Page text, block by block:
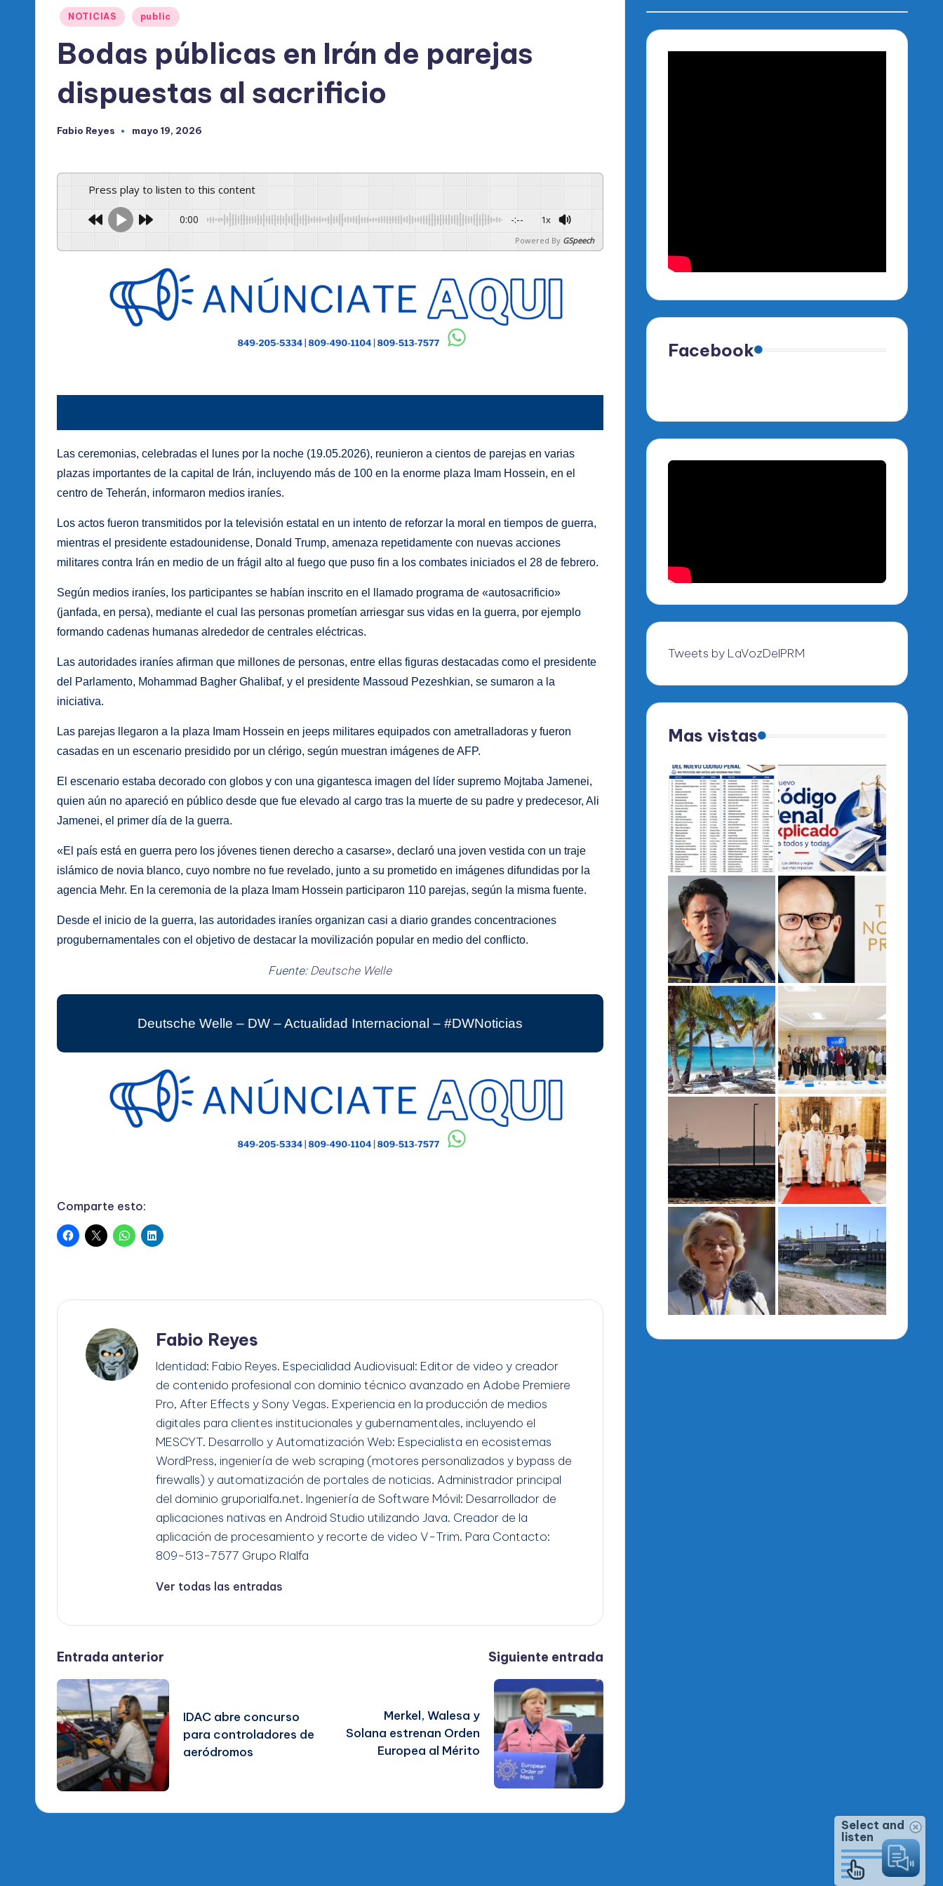
M
Publicado
NOTICIAS public
Bodas públicas en Irán de parejas
dispuestas al sacrificio
Publicado
Fabio Reyes mayo 19, 2026
Press play to listen to this content
0:00 -:-- 1x
Powered By GSpeech
Las ceremonias, celebradas el lunes por la noche (19.05.2026), reunieron a cientos de parejas en varias
plazas importantes de la capital de Irán, incluyendo más de 100 en la enorme plaza Imam Hossein, en el
centro de Teherán, informaron medios iraníes.
Los actos fueron transmitidos por la televisión estatal en un intento de reforzar la moral en tiempos de guerra,
mientras el presidente estadounidense, Donald Trump, amenaza repetidamente con nuevas acciones
militares contra Irán en medio de un frágil alto al fuego que puso fin a los combates iniciados el 28 de febrero.
Según medios iraníes, los participantes se habían inscrito en el llamado programa de «autosacrificio»
(janfada, en persa), mediante el cual las personas prometían arriesgar sus vidas en la guerra, por ejemplo
formando cadenas humanas alrededor de centrales eléctricas.
Las autoridades iraníes afirman que millones de personas, entre ellas figuras destacadas como el presidente
del Parlamento, Mohammad Bagher Ghalibaf, y el presidente Massoud Pezeshkian, se sumaron a la
iniciativa.
Las parejas llegaron a la plaza Imam Hossein en jeeps militares equipados con ametralladoras y fueron
casadas en un escenario presidido por un clérigo, según muestran imágenes de AFP.
El escenario estaba decorado con globos y con una gigantesca imagen del líder supremo Mojtaba Jamenei,
quien aún no apareció en público desde que fue elevado al cargo tras la muerte de su padre y predecesor, Ali
Jamenei, el primer día de la guerra.
«El país está en guerra pero los jóvenes tienen derecho a casarse», declaró una joven vestida con un traje
islámico de novia blanco, cuyo nombre no fue revelado, junto a su prometido en imágenes difundidas por la
agencia Mehr. En la ceremonia de la plaza Imam Hossein participaron 110 parejas, según la misma fuente.
Desde el inicio de la guerra, las autoridades iraníes organizan casi a diario grandes concentraciones
progubernamentales con el objetivo de destacar la movilización popular en medio del conflicto.
Fuente: Deutsche Welle
Deutsche Welle – DW – Actualidad Internacional – #DWNoticias
Comparte esto:
Fabio Reyes
Identidad: Fabio Reyes. Especialidad Audiovisual: Editor de video y creador
de contenido profesional con dominio técnico avanzado en Adobe Premiere
Pro, After Effects y Sony Vegas. Experiencia en la producción de medios
digitales para clientes institucionales y gubernamentales, incluyendo el
MESCYT. Desarrollo y Automatización Web: Especialista en ecosistemas
WordPress, ingeniería de web scraping (motores personalizados y bypass de
firewalls) y automatización de portales de noticias. Administrador principal
del dominio gruporialfa.net. Ingeniería de Software Móvil: Desarrollador de
aplicaciones nativas en Android Studio utilizando Java. Creador de la
aplicación de procesamiento y recorte de video V-Trim. Para Contacto:
809-513-7577 Grupo RIalfa
Ver todas las entradas
Navegación
de
entradas
Entrada anterior
IDAC abre concurso
para controladores de
aeródromos
Siguiente entrada
Merkel, Walesa y
Solana estrenan Orden
Europea al Mérito
Facebook
Tweets by LaVozDelPRM
Mas vistas
Select and
listen